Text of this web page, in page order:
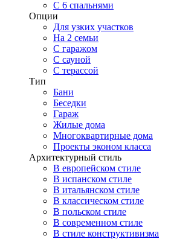
С 6 спальнями
Опции
Для узких участков
На 2 семьи
С гаражом
С сауной
С терассой
Тип
Бани
Беседки
Гараж
Жилые дома
Многоквартирные дома
Проекты эконом класса
Архитектурный стиль
В европейском стиле
В испанском стиле
В итальянском стиле
В классическом стиле
В польском стиле
В современном стиле
В стиле конструктивизма